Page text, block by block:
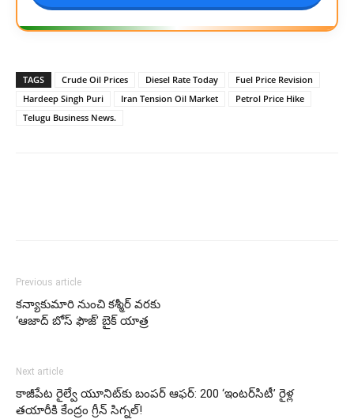
TAGS Crude Oil Prices Diesel Rate Today
Fuel Price Revision
Hardeep Singh Puri
Iran Tension Oil Market
Petrol Price Hike
Telugu Business News.
Previous article
కన్యాకుమారి నుంచి కశ్మీర్ వరకు
‘ఆజాద్ బోస్ ఫౌజ్’ బైక్ యాత్ర
Next article
కాజీపేట రైల్వే యూనిట్‌కు బంపర్ ఆఫర్: 200 ‘ఇంటర్‌సిటీ’ రైళ్ల
తయారీకి కేంద్రం గ్రీన్ సిగ్నల్!